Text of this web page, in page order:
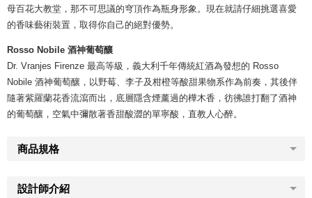
母百花大教堂，那不可思議的穹頂作為瓶身形象。現在就請仔細挑選喜愛
的香味藝術裝置，取得你自己的絕對優勢。
Rosso Nobile 酒神葡萄釀
Dr. Vranjes Firenze 最高等級，義大利千年傳統紅酒為發想的 Rosso
Nobile 酒神葡萄釀，以野莓、李子及柑橙等酸甜果物系作為前奏，其後伴
隨著紫羅蘭花香流瀉而出，底層隱含煙薰過的樺木香，彷彿誰打翻了酒神
的葡萄釀，空氣中彌散著香甜酸澀的單寧酸，直教人心醉。
商品規格
設計師介紹